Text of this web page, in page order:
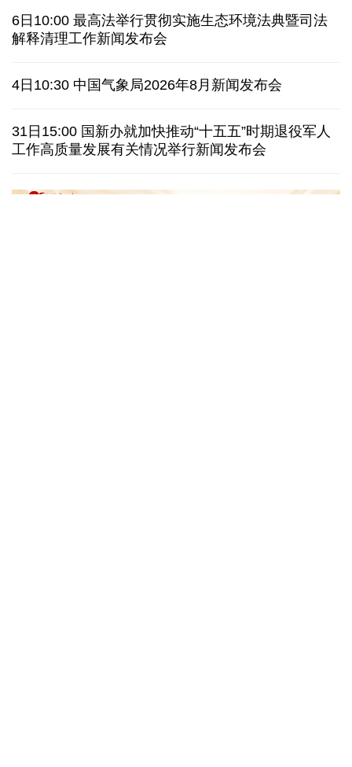
日本执政当局应停止在核问题上玩火
我国学者发现银河系外围气体盘呈现波纹状褶皱结构
6日10:00 最高法举行贯彻实施生态环境法典暨司法
解释清理工作新闻发布会
4日10:30 中国气象局2026年8月新闻发布会
31日15:00 国新办就加快推动“十五五”时期退役军人
工作高质量发展有关情况举行新闻发布会